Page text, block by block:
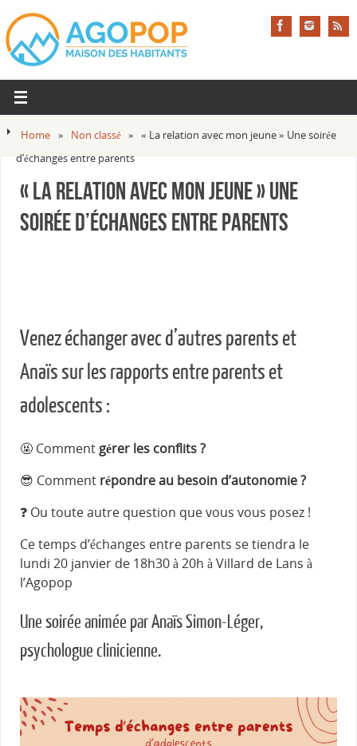
Home » Non classé »
« La relation avec mon jeune » Une soirée
d’échanges entre parents
« La relation avec mon jeune » Une
soirée d’échanges entre parents
Venez échanger avec d’autres parents et
Anaïs sur les rapports entre parents et
adolescents :
🤬 Comment gérer les conflits ?
😎 Comment répondre au besoin d’autonomie ?
❓ Ou toute autre question que vous vous posez !
Ce temps d’échanges entre parents se tiendra le
lundi 20 janvier de 18h30 à 20h à Villard de Lans à
l’Agopop
Une soirée animée par Anaïs Simon-Léger,
psychologue clinicienne.